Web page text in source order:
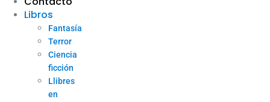
Libros
Fantasía
Terror
Ciencia
ficción
Llibres
en